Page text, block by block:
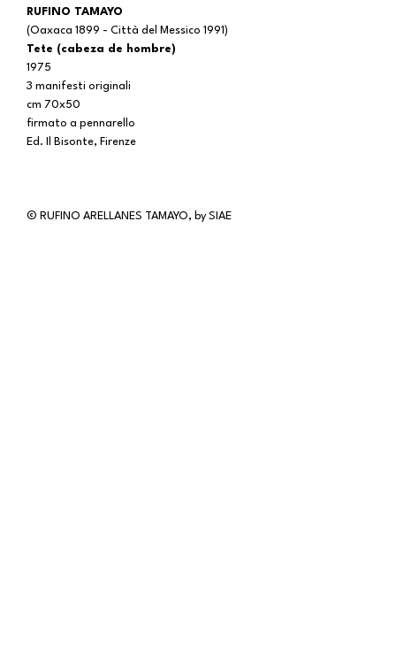
RUFINO TAMAYO
(Oaxaca 1899 - Città del Messico 1991)
Tete (cabeza de hombre)
1975
3 manifesti originali
cm 70x50
firmato a pennarello
Ed. Il Bisonte, Firenze
© RUFINO ARELLANES TAMAYO, by SIAE